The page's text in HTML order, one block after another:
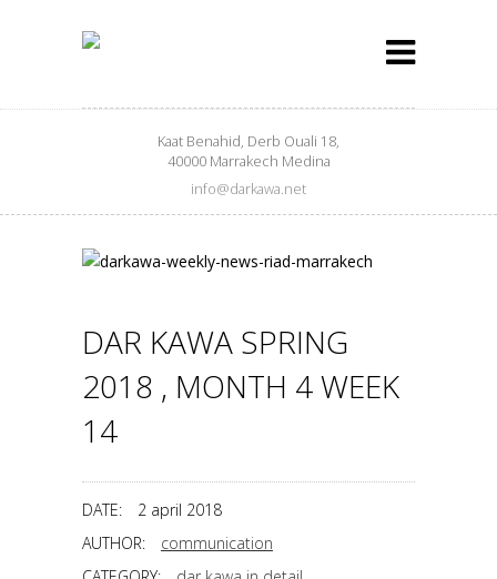
Kaat Benahid, Derb Ouali 18,
40000 Marrakech Medina
info@darkawa.net
DAR KAWA SPRING
2018 , MONTH 4 WEEK
14
DATE:
2 april 2018
AUTHOR:
communication